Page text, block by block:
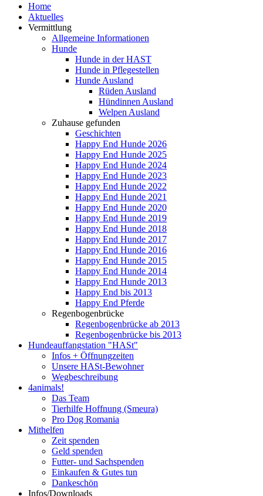
Home
Aktuelles
Vermittlung
Allgemeine Informationen
Hunde
Hunde in der HAST
Hunde in Pflegestellen
Hunde Ausland
Rüden Ausland
Hündinnen Ausland
Welpen Ausland
Zuhause gefunden
Geschichten
Happy End Hunde 2026
Happy End Hunde 2025
Happy End Hunde 2024
Happy End Hunde 2023
Happy End Hunde 2022
Happy End Hunde 2021
Happy End Hunde 2020
Happy End Hunde 2019
Happy End Hunde 2018
Happy End Hunde 2017
Happy End Hunde 2016
Happy End Hunde 2015
Happy End Hunde 2014
Happy End Hunde 2013
Happy End bis 2013
Happy End Pferde
Regenbogenbrücke
Regenbogenbrücke ab 2013
Regenbogenbrücke bis 2013
Hundeauffangstation "HASt"
Infos + Öffnungzeiten
Unsere HASt-Bewohner
Wegbeschreibung
4animals!
Das Team
Tierhilfe Hoffnung (Smeura)
Pro Dog Romania
Mithelfen
Zeit spenden
Geld spenden
Futter- und Sachspenden
Einkaufen & Gutes tun
Dankeschön
Infos/Downloads